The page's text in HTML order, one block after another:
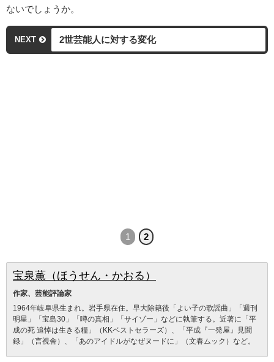
ないでしょうか。
NEXT 2世芸能人に対する変化
1 2
宝泉薫（ほうせん・かおる）
作家、芸能評論家
1964年岐阜県生まれ。岩手県在住。早大除籍後「よい子の歌謡曲」「週刊
明星」「宝島30」「噂の真相」「サイゾー」などに執筆する。近著に「平
成の死 追悼は生きる糧」（KKベストセラーズ）、「平成『一発屋』見聞
録」（言視舎）、「あのアイドルがなぜヌードに」（文春ムック）など。